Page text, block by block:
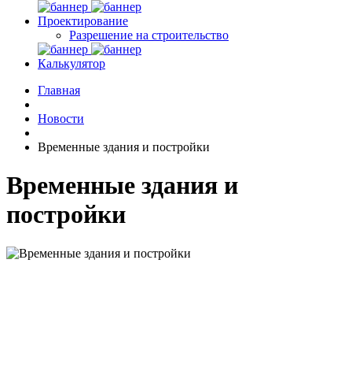
Проектирование
Разрешение на строительство
Калькулятор
Главная
Новости
Временные здания и постройки
Временные здания и
постройки